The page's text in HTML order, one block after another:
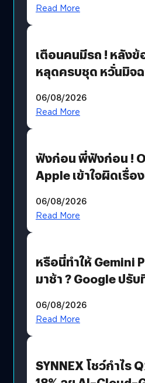
Read More
เตือนคนมีรถ ! หลัง
หลุดครบชุด หวั่นมิจ
รหัสผ่านหลุด ไม่ใช่แฮ
06/08/2026
Read More
ฟังก่อน พี่ฟังก่อน !
Apple เข้าใจผิดเรื่อ
06/08/2026
Read More
หรือนี่ทำให้ Gemini
มาช้า ? Google ปรับ
AGI
06/08/2026
Read More
SYNNEX โชว์กำไร